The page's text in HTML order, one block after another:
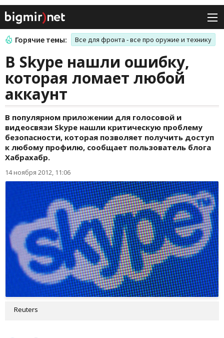
Горячие темы: Все для фронта - все про оружие и технику
В Skype нашли ошибку,
которая ломает любой
аккаунт
В популярном приложении для голосовой и
видеосвязи Skype нашли критическую проблему
безопасности, которая позволяет получить доступ
к любому профилю, сообщает пользователь блога
Хабрахабр.
14 ноября 2012, 11:06
Reuters